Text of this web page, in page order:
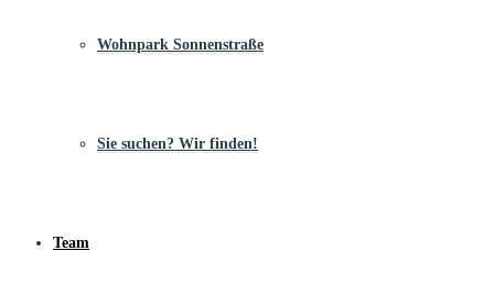
Wohnpark Sonnenstraße
Sie suchen? Wir finden!
Team